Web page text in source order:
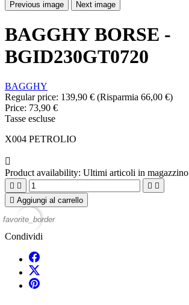
Previous image Next image
BAGGHY BORSE -
BGID230GT0720
BAGGHY
Regular price: 139,90 € (Risparmia 66,00 €)
Price: 73,90 €
Tasse escluse
X004 PETROLIO

Product availability: Ultimi articoli in magazzino
   
 Aggiungi al carrello
favorite_border
Condividi